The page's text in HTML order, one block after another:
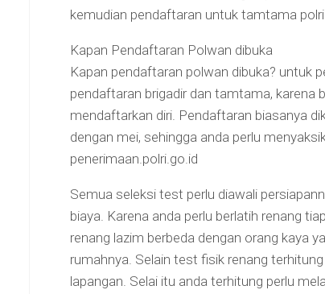
kemudian pendaftaran untuk tamtama
Kapan Pendaftaran Polwan dibuka
Kapan pendaftaran polwan dibuka? untuk
pendaftaran brigadir dan tamtama, karena
mendaftarkan diri. Pendaftaran biasanya
dengan mei, sehingga anda perlu
penerimaan.polri.go.id
Semua seleksi test perlu diawali
biaya. Karena anda perlu berlatih renang
renang lazim berbeda dengan orang kaya
rumahnya. Selain test fisik renang
lapangan. Selai itu anda terhitung perlu